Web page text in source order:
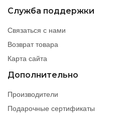
Служба поддержки
Связаться с нами
Возврат товара
Карта сайта
Дополнительно
Производители
Подарочные сертификаты